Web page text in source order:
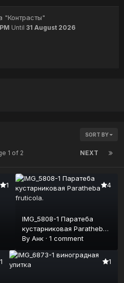
"Контрасты"
Until 31 August 2026
SORT BY
NEXT
1 of 2
1 4
IMG_5808-1 Паратеба
кустарниковая Paratheba
fruticola.
By Анк· 1 comment
1 1